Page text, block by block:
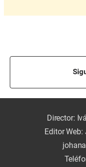
Director:
Editor